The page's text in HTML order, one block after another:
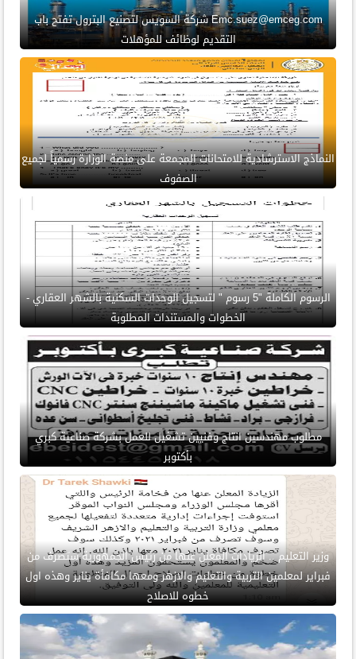
Emc.suez@emceg.com شركة السويس لتصنيع البترول تفتح باب
التقديم لوظائف للمؤهلات
النماذج الاسترشادية للامتحانات المجمعة على منصة الوزارة رسمياً لجميع
الصفوف
الرسوم الكاملة "5 رسوم " لتسجيل الوحدات السكنية بالشهر العقاري -
الخطوات والمستندات المطلوبة
مطلوب مهندسين انتاج وفنيين تشغيل للعمل بشركة صناعية كبري
بأكتوبر
وزير التعليم .. الزيادات المعلن عنها من رئيس الجمهورية ستصرف من
فبراير لمعلمين التربية والتعليم والازهر ومعها مكافأة يناير وهذه اول
خطوه للاصلاح